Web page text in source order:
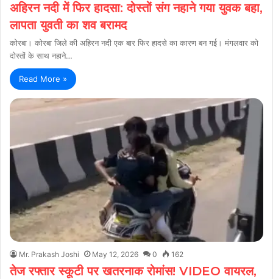
अहिरन नदी में फिर हादसा: दोस्तों संग नहाने गया युवक बहा,
लापता युवती का शव बरामद
कोरबा। कोरबा जिले की अहिरन नदी एक बार फिर हादसे का कारण बन गई। मंगलवार को
दोस्तों के साथ नहाने…
Read More »
Mr. Prakash Joshi May 12, 2026 0 162
तेज रफ्तार स्कूटी पर खतरनाक रोमांस! VIDEO वायरल,